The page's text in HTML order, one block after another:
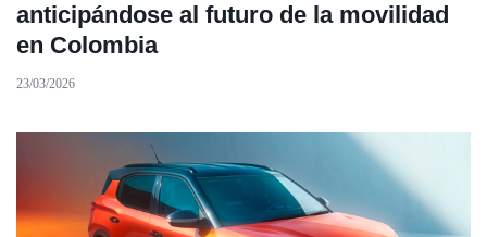
anticipándose al futuro de la movilidad
en Colombia
23/03/2026